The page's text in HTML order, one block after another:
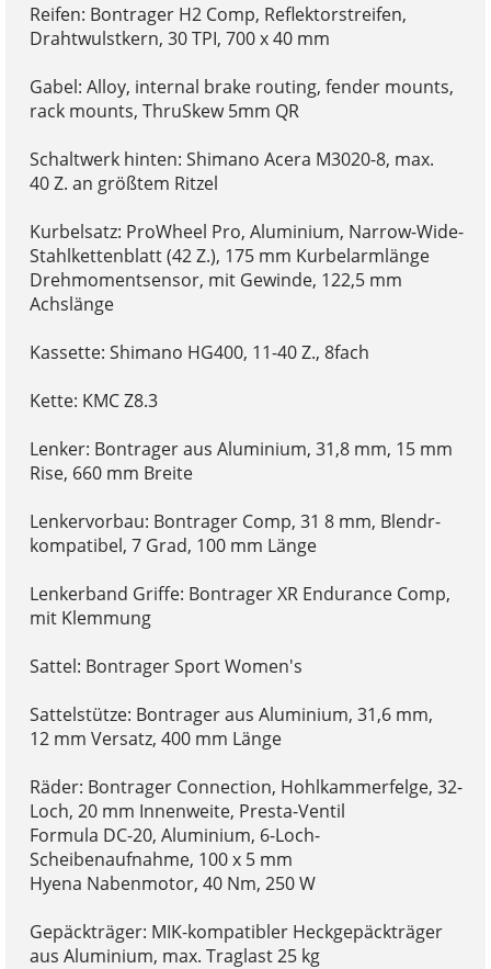
Reifen: Bontrager H2 Comp, Reflektorstreifen,
Drahtwulstkern, 30 TPI, 700 x 40 mm
Gabel: Alloy, internal brake routing, fender mounts,
rack mounts, ThruSkew 5mm QR
Schaltwerk hinten: Shimano Acera M3020-8, max.
40 Z. an größtem Ritzel
Kurbelsatz: ProWheel Pro, Aluminium, Narrow-Wide-
Stahlkettenblatt (42 Z.), 175 mm Kurbelarmlänge
Drehmomentsensor, mit Gewinde, 122,5 mm
Achslänge
Kassette: Shimano HG400, 11-40 Z., 8fach
Kette: KMC Z8.3
Lenker: Bontrager aus Aluminium, 31,8 mm, 15 mm
Rise, 660 mm Breite
Lenkervorbau: Bontrager Comp, 31 8 mm, Blendr-
kompatibel, 7 Grad, 100 mm Länge
Lenkerband Griffe: Bontrager XR Endurance Comp,
mit Klemmung
Sattel: Bontrager Sport Women's
Sattelstütze: Bontrager aus Aluminium, 31,6 mm,
12 mm Versatz, 400 mm Länge
Räder: Bontrager Connection, Hohlkammerfelge, 32-
Loch, 20 mm Innenweite, Presta-Ventil
Formula DC-20, Aluminium, 6-Loch-
Scheibenaufnahme, 100 x 5 mm
Hyena Nabenmotor, 40 Nm, 250 W
Gepäckträger: MIK-kompatibler Heckgepäckträger
aus Aluminium, max. Traglast 25 kg